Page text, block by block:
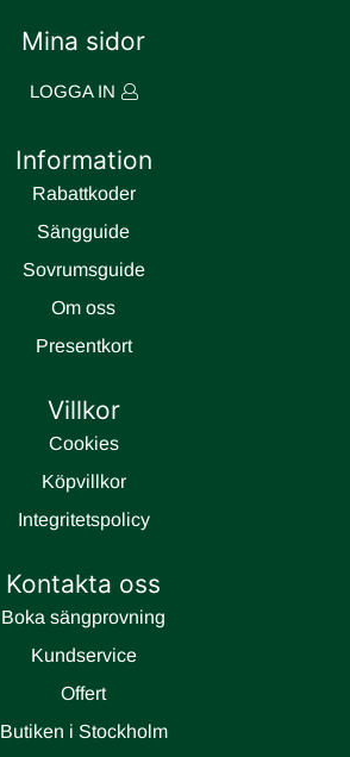
Mina sidor
LOGGA IN
Information
Rabattkoder
Sängguide
Sovrumsguide
Om oss
Presentkort
Villkor
Cookies
Köpvillkor
Integritetspolicy
Kontakta oss
Boka sängprovning
Kundservice
Offert
Butiken i Stockholm